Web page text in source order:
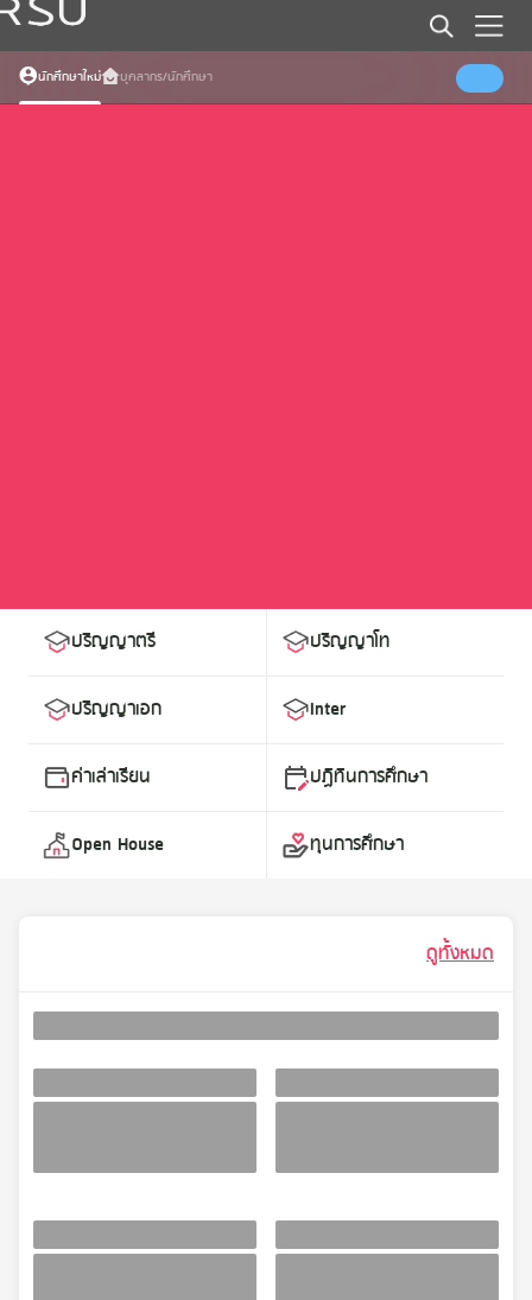
นักศึกษาใหม่ บุคลากร/นักศึกษา
ปริญญาตรี ปริญญาโท
ปริญญาเอก Inter
ค่าเล่าเรียน ปฏิทินการศึกษา
Open House ทุนการศึกษา
ดูทั้งหมด